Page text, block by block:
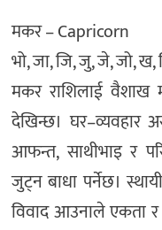
मकर – Capricorn
भो, जा, जि, जु, जे, जो,
मकर राशिलाई वैशाख
देखिन्छ। घर–व्यवहार
आफन्त, साथीभाइ र
जुट्न बाधा पर्नेछ।
विवाद आउनाले एकता र